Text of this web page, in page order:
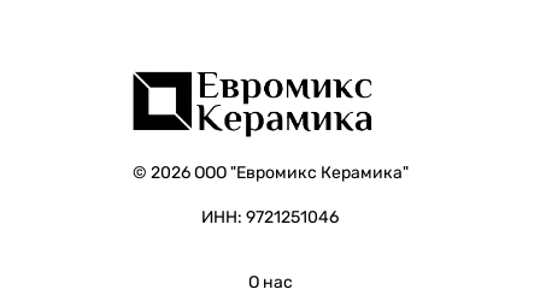
© 2026 ООО "Евромикс Керамика"
ИНН: 9721251046
О нас